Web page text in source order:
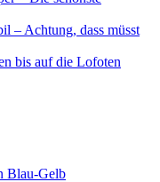
– Achtung, dass müsst
bis auf die Lofoten
Blau-Gelb